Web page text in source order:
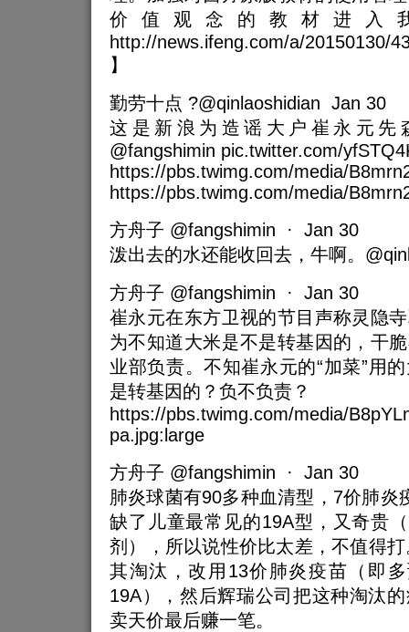
价值观念的教材进入
http://news.ifeng.com/a/
】
勤劳十点 ?@qinlaoshidian Jan 30
这是新浪为造谣大户崔永元先
@fangshimin pic.twitter.com/
https://pbs.twimg.com/media/
https://pbs.twimg.com/media/
方舟子 @fangshimin · Jan 30
泼出去的水还能收回去，牛啊。
方舟子 @fangshimin · Jan 30
崔永元在东方卫视的节目声称灵隐
为不知道大米是不是转基因的，干
业部负责。不知崔永元的“加菜”用
是转基因的？负不负责？
https://pbs.twimg.com/media/
pa.jpg:large
方舟子 @fangshimin · Jan 30
肺炎球菌有90多种血清型，7价肺炎
缺了儿童最常见的19A型，又奇贵
剂），所以说性价比太差，不值得
其淘汰，改用13价肺炎疫苗（即
19A），然后辉瑞公司把这种淘汰
卖天价最后赚一笔。